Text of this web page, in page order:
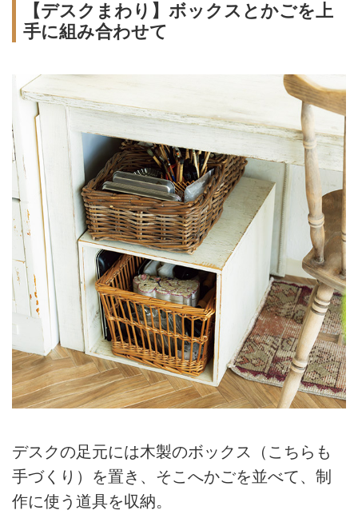
【デスクまわり】ボックスとかごを上
手に組み合わせて
デスクの足元には木製のボックス（こちらも
手づくり）を置き、そこへかごを並べて、制
作に使う道具を収納。